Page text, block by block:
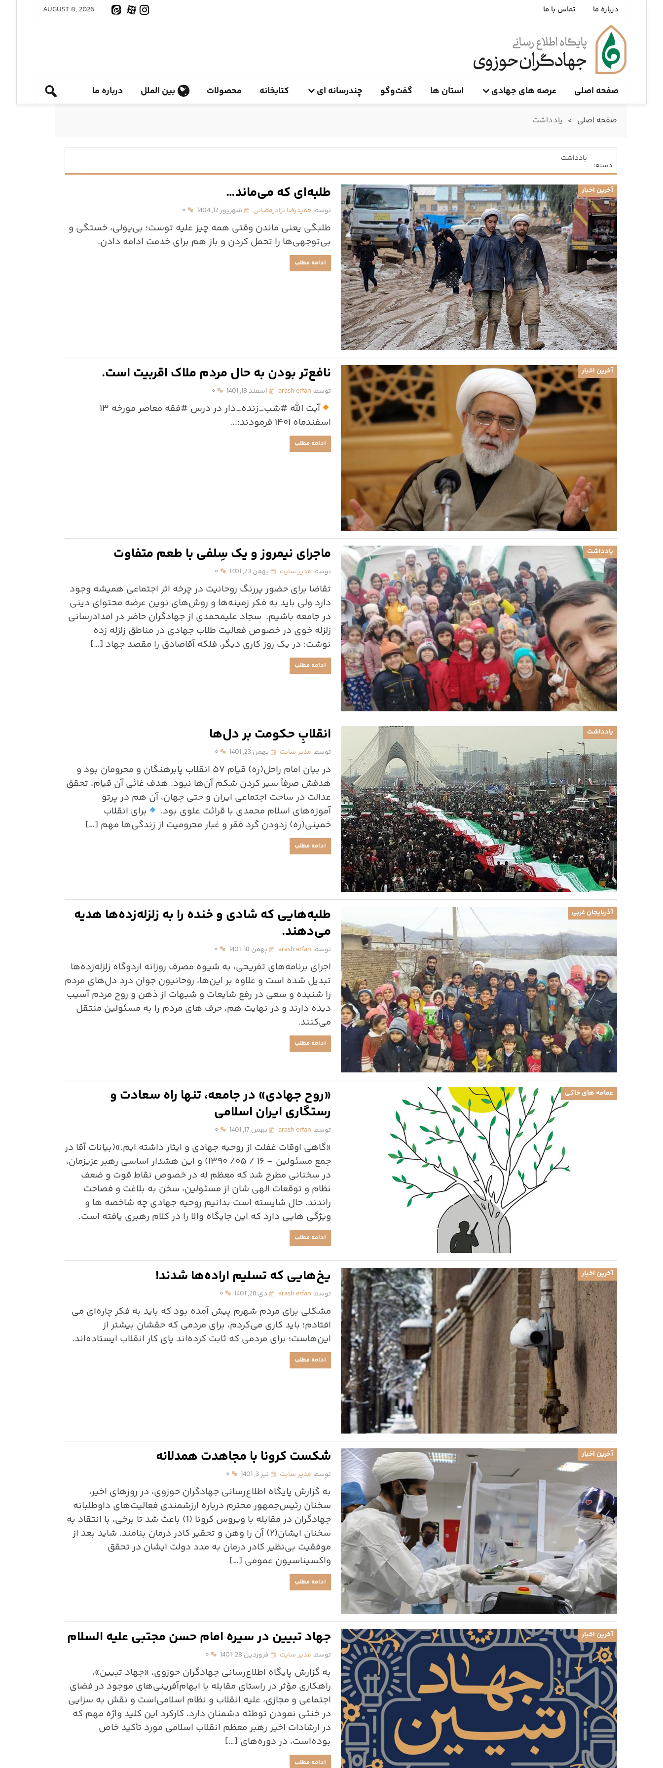
درباره ما تماس با ما AUGUST 8, 2026
صفحه اصلی عرصه های جهادی استان ها گفت‌وگو چندرسانه ای کتابخانه محصولات بین الملل درباره ما
صفحه اصلی > یادداشت
دسته:
یادداشت
آخرین اخبار طلبه‌ای که می‌ماند…
توسط حمیدرضا نژادرمضانی شهریور 12, 1404 ۰
طلبگی یعنی ماندن وقتی همه چیز علیه توست؛ بی‌پولی، خستگی و
بی‌توجهی‌ها را تحمل کردن و باز هم برای خدمت ادامه دادن.
ادامه مطلب
آخرین اخبار نافع‌تر بودن به حال مردم ملاک اقربیت است.
توسط arash erfan اسفند 18, 1401 ۰
آیت الله #شب_زنده_دار در درس #فقه معاصر مورخه ۱۳
اسفندماه ۱۴۰۱ فرمودند:...
ادامه مطلب
یادداشت ماجرای نیمروز و یک سِلفی با طعم متفاوت
توسط مدیر سایت بهمن 23, 1401 ۰
تقاضا برای حضور پررنگ روحانیت در چرخه اثر اجتماعی همیشه وجود
دارد ولی باید به فکر زمینه‌ها و روش‌های نوین عرضه محتوای دینی
در جامعه باشیم. سجاد علیمحمدی از جهادگران حاضر در امدادرسانی
زلزله خوی در خصوص فعالیت طلاب جهادی در مناطق زلزله زده
نوشت: در یک روز کاری دیگر، فلکه آقاصادق را مقصد جهاد […]
ادامه مطلب
یادداشت انقلابِ حکومت بر دل‌ها
توسط مدیر سایت بهمن 23, 1401 ۰
در بیان امام راحل(ره) قیام ۵۷ انقلاب پابرهنگان و محرومان بود و
هدفش صرفاً سیر کردن شکم آن‌ها نبود. هدف غائی آن قیام، تحقق
عدالت در ساحت اجتماعی ایران و حتی جهان، آن هم در پرتو
آموزه‌های اسلام محمدی با قرائت علوی بود.
برای انقلاب
خمینی(ره) زدودن گرد فقر و غبار محرومیت از زندگی‌ها مهم […]
ادامه مطلب
آذربایجان غربی
طلبه‌هایی که شادی و خنده را به زلزله‌زده‌ها هدیه
می‌دهند.
توسط arash erfan بهمن 18, 1401 ۰
اجرای برنامه‌های تفریحی، به شیوه مصرف روزانه اردوگاه زلزله‌زده‌ها
تبدیل شده است و علاوه بر این‌ها، روحانیون جوان درد دل‌های مردم
را شنیده و سعی در رفع شایعات و شبهات از ذهن‌ و روح مردم آسیب
دیده دارند و در نهایت هم، حرف های مردم را به مسئولین منتقل
می‌کنند.
ادامه مطلب
عمامه های خاکی
«روح جهادی» در جامعه، تنها راه سعادت و
رستگاری ایران اسلامی
توسط arash erfan بهمن 17, 1401 ۰
«گاهی اوقات غفلت از روحیه جهادی و ایثار داشته ایم.»(بیانات آقا در
جمع مسئولین – ۱۶ / ۰۵/ ۱۳۹۰) و این هشدار اساسی رهبر عزیزمان،
در سخنانی مطرح شد که معظم له در خصوص نقاط قوت و ضعف
نظام و توقعات الهی شان از مسئولین، سخن به بلاغت و فصاحت
راندند. حال شایسته است بدانیم روحیه جهادی چه شاخصه ها و
ویژگی هایی دارد که این جایگاه والا را در کلام رهبری یافته است.
ادامه مطلب
آخرین اخبار یخ‌هایی که تسلیم اراده‌ها شدند!
توسط arash erfan دی 28, 1401 ۰
مشکلی برای مردم شهرم پیش آمده بود که باید به فکر چاره‌ای می
افتادم؛ باید کاری می‌کردم، برای مردمی که حقشان بیشتر از
این‌هاست؛ برای مردمی که ثابت کرده‌اند پای کار انقلاب ایستاده‌اند.
ادامه مطلب
آخرین اخبار شکست کرونا با مجاهدت همدلانه
توسط مدیر سایت تیر 3, 1401 ۰
به گزارش پایگاه اطلاع‌‌رسانی جهادگران حوزوی، در روزهای اخیر،
سخنان رئیس‌جمهور محترم درباره ارزشمندی فعالیت‌های داوطلبانه
جهادگران در مقابله با ویروس کرونا (1) باعث شد تا برخی، با انتقاد به
سخنان ایشان(۲) آن را وهن و تحقیر کادر درمان بنامند. شاید بعد از
موفقیت بی‌نظیر کادر درمان به مدد دولت ایشان در تحقق
واکسیناسیون عمومی […]
ادامه مطلب
آخرین اخبار جهاد تبیین در سیره امام حسن مجتبی علیه السلام
توسط مدیر سایت فروردین 28, 1401 ۰
به گزارش پایگاه اطلاع‌رسانی جهادگران حوزوی، «جهاد تبیین»،
راهکاری مؤثر در راستای مقابله با ابهام‌آفرینی‌های موجود در فضای
اجتماعی و مجازی، علیه انقلاب و نظام اسلامی‌است و نقش به سزایی
در خنثی نمودن توطئه دشمنان دارد. کارکرد این کلید واژه‌ مهم که
در ارشادات اخیر رهبر معظم انقلاب اسلامی مورد تأکید خاص
بوده‌است، در دوره‌های […]
ادامه مطلب